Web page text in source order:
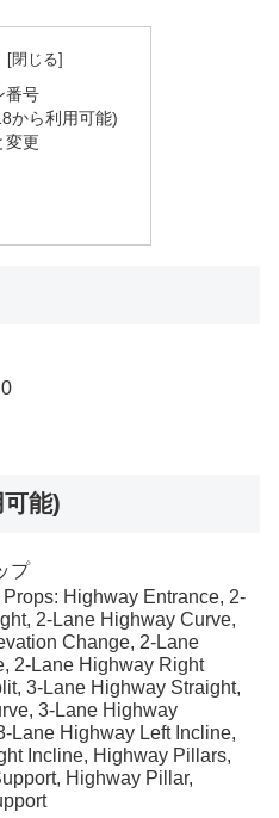
番号
から利用可能)
変更
能)
プ
Highway Entrance, 2-
2-Lane Highway Curve,
Change, 2-Lane
2-Lane Highway Right
3-Lane Highway Straight,
3-Lane Highway
Lane Highway Left Incline,
Incline, Highway Pillars,
Highway Pillar,